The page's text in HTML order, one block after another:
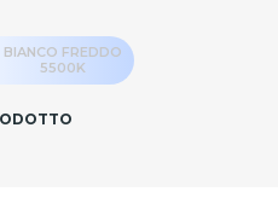
BIANCO FREDDO
5500K